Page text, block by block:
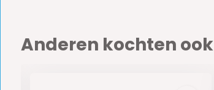
Anderen kochten ook